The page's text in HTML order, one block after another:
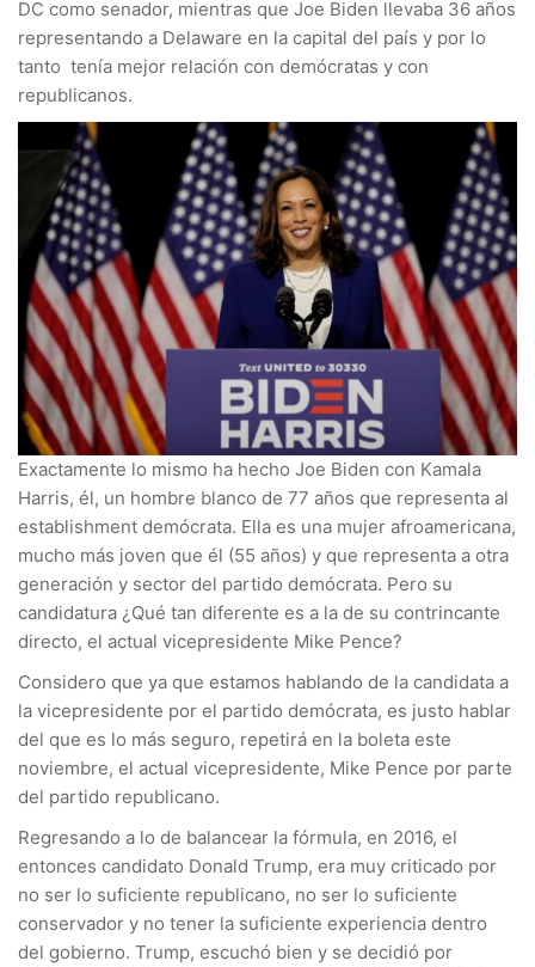
DC como senador, mientras que Joe Biden llevaba 36 años
representando a Delaware en la capital del país y por lo
tanto tenía mejor relación con demócratas y con
republicanos.
Exactamente lo mismo ha hecho Joe Biden con Kamala
Harris, él, un hombre blanco de 77 años que representa al
establishment demócrata. Ella es una mujer afroamericana,
mucho más joven que él (55 años) y que representa a otra
generación y sector del partido demócrata. Pero su
candidatura ¿Qué tan diferente es a la de su contrincante
directo, el actual vicepresidente Mike Pence?
Considero que ya que estamos hablando de la candidata a
la vicepresidente por el partido demócrata, es justo hablar
del que es lo más seguro, repetirá en la boleta este
noviembre, el actual vicepresidente, Mike Pence por parte
del partido republicano.
Regresando a lo de balancear la fórmula, en 2016, el
entonces candidato Donald Trump, era muy criticado por
no ser lo suficiente republicano, no ser lo suficiente
conservador y no tener la suficiente experiencia dentro
del gobierno. Trump, escuchó bien y se decidió por